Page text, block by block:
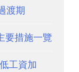
渡期
要措施一覽
工資加